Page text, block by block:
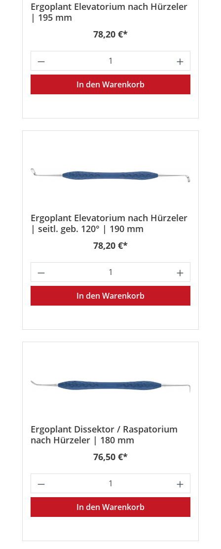
Ergoplant Elevatorium nach Hürzeler
| 195 mm
Regulärer Preis:
78,20 €*
Produkt Anzahl: Gib den
In den Warenkorb
Ergoplant Elevatorium nach Hürzeler
| seitl. geb. 120° | 190 mm
Regulärer Preis:
78,20 €*
Produkt Anzahl: Gib den
In den Warenkorb
Ergoplant Dissektor / Raspatorium
nach Hürzeler | 180 mm
Regulärer Preis:
76,50 €*
Produkt Anzahl: Gib den
In den Warenkorb